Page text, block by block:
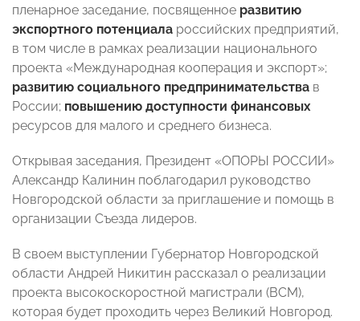
пленарное заседание, посвященное развитию
экспортного потенциала российских предприятий,
в том числе в рамках реализации национального
проекта «Международная кооперация и экспорт»;
развитию социального предпринимательства в
России; повышению доступности финансовых
ресурсов для малого и среднего бизнеса.
Открывая заседания, Президент «ОПОРЫ РОССИИ»
Александр Калинин поблагодарил руководство
Новгородской области за приглашение и помощь в
организации Съезда лидеров.
В своем выступлении Губернатор Новгородской
области Андрей Никитин рассказал о реализации
проекта высокоскоростной магистрали (ВСМ),
которая будет проходить через Великий Новгород.